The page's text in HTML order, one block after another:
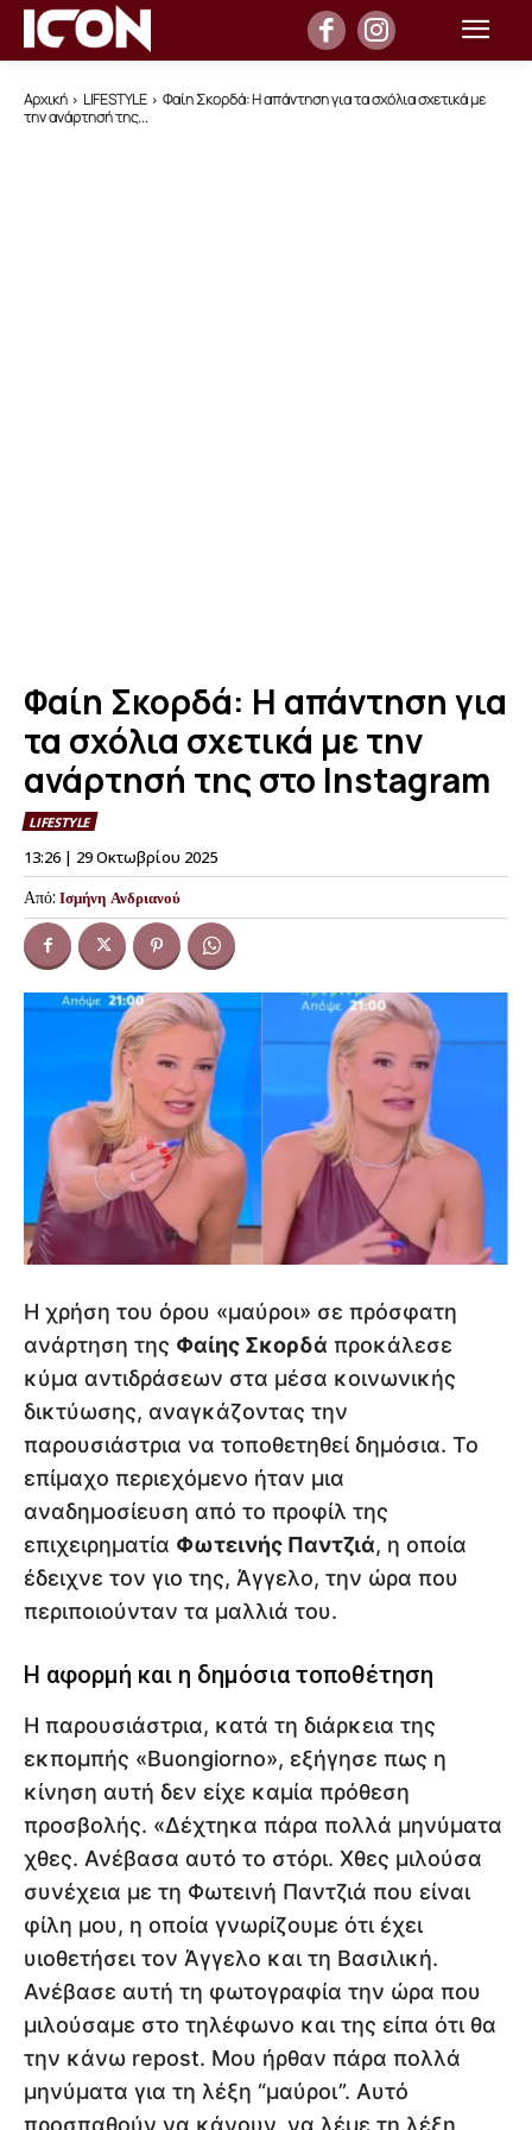
Αρχική LIFESTYLE
Φαίη Σκορδά: Η απάντηση για τα σχόλια σχετικά με
την ανάρτησή της...
Φαίη Σκορδά: Η απάντηση για
τα σχόλια σχετικά με την
ανάρτησή της στο Instagram
LIFESTYLE
13:26 | 29 Οκτωβρίου 2025
Από: Ισμήνη Ανδριανού
Η χρήση του όρου «μαύροι» σε πρόσφατη
ανάρτηση της Φαίης Σκορδά προκάλεσε
κύμα αντιδράσεων στα μέσα κοινωνικής
δικτύωσης, αναγκάζοντας την
παρουσιάστρια να τοποθετηθεί δημόσια. Το
επίμαχο περιεχόμενο ήταν μια
αναδημοσίευση από το προφίλ της
επιχειρηματία Φωτεινής Παντζιά, η οποία
έδειχνε τον γιο της, Άγγελο, την ώρα που
περιποιούνταν τα μαλλιά του.
Η αφορμή και η δημόσια τοποθέτηση
Η παρουσιάστρια, κατά τη διάρκεια της
εκπομπής «Buongiorno», εξήγησε πως η
κίνηση αυτή δεν είχε καμία πρόθεση
προσβολής. «Δέχτηκα πάρα πολλά μηνύματα
χθες. Ανέβασα αυτό το στόρι. Χθες μιλούσα
συνέχεια με τη Φωτεινή Παντζιά που είναι
φίλη μου, η οποία γνωρίζουμε ότι έχει
υιοθετήσει τον Άγγελο και τη Βασιλική.
Ανέβασε αυτή τη φωτογραφία την ώρα που
μιλούσαμε στο τηλέφωνο και της είπα ότι θα
την κάνω repost. Μου ήρθαν πάρα πολλά
μηνύματα για τη λέξη “μαύροι”. Αυτό
προσπαθούν να κάνουν, να λέμε τη λέξη